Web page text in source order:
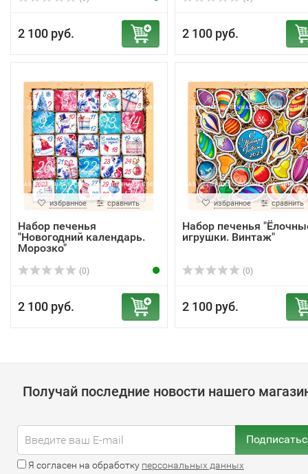
2 100 руб. 2 100 руб.
избранное сравнить
Набор печенья
"Новогодний календарь.
Морозко"
(0)
2 100 руб.
избранное сравнить
Набор печенья
игрушки. Винтаж"
(0)
2 100 руб.
Получай последние новости нашего
Я согласен на обработку персональных данных